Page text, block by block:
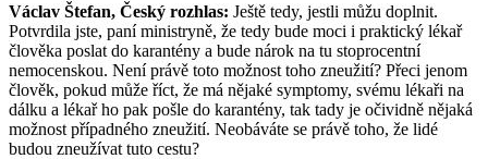
Václav Štefan, Český rozhlas: Ještě tedy, jestli můžu doplnit.
Potvrdila jste, paní ministryně, že tedy bude moci i praktický lékař
člověka poslat do karantény a bude nárok na tu stoprocentní
nemocenskou. Není právě toto možnost toho zneužití? Přeci jenom
člověk, pokud může říct, že má nějaké symptomy, svému lékaři na
dálku a lékař ho pak pošle do karantény, tak tady je očividně nějaká
možnost případného zneužití. Neobáváte se právě toho, že lidé
budou zneužívat tuto cestu?